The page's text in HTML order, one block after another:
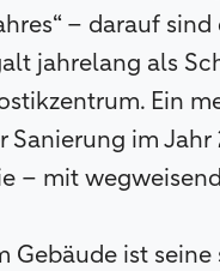
– darauf
jahrelang als
Ein
Sanierung im
– mit
Gebäude ist